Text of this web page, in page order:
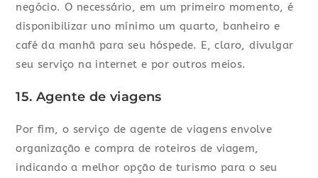
negócio. O necessário, em um primeiro momento, é
disponibilizar uno mínimo um quarto, banheiro e
café da manhã para seu hóspede. E, claro, divulgar
seu serviço na internet e por outros meios.
15. Agente de viagens
Por fim, o serviço de agente de viagens envolve
organização e compra de roteiros de viagem,
indicando a melhor opção de turismo para o seu